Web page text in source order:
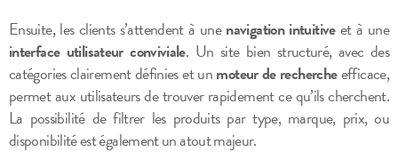
Ensuite, les clients s’attendent à unenavigation intuitiveet à une
interface utilisateur conviviale. Un site bien structuré, avec des
catégories clairement définies et unmoteur de rechercheefficace,
permet aux utilisateurs de trouver rapidement ce qu’ils cherchent.
La possibilité de filtrer les produits par type, marque, prix, ou
disponibilité est également un atout majeur.